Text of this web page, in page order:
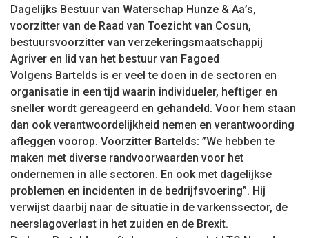
Dagelijks Bestuur van Waterschap Hunze & Aa’s,
voorzitter van de Raad van Toezicht van Cosun,
bestuursvoorzitter van verzekeringsmaatschappij
Agriver en lid van het bestuur van Fagoed
Volgens Bartelds is er veel te doen in de sectoren en
organisatie in een tijd waarin individueler, heftiger en
sneller wordt gereageerd en gehandeld. Voor hem staan
dan ook verantwoordelijkheid nemen en verantwoording
afleggen voorop. Voorzitter Bartelds: ”We hebben te
maken met diverse randvoorwaarden voor het
ondernemen in alle sectoren. En ook met dagelijkse
problemen en incidenten in de bedrijfsvoering”. Hij
verwijst daarbij naar de situatie in de varkenssector, de
neerslagoverlast in het zuiden en de Brexit.